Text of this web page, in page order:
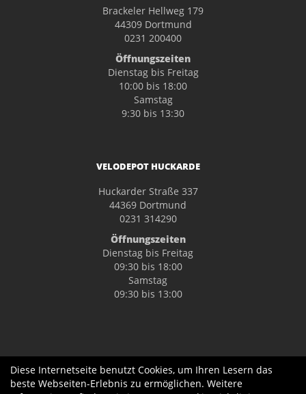
Brackeler Hellweg 179
44309 Dortmund
0231 200400
Öffnungszeiten
Dienstag bis Freitag
10:00 bis 18:00
Samstag
9:30 bis 13:30
VELODEPOT HUCKARDE
Huckarder Straße 337
44369 Dortmund
0231 314290
Öffnungszeiten
Dienstag bis Freitag
09:30 bis 18:00
Samstag
09:30 bis 13:00
Diese Internetseite benutzt Cookies, um Ihren Lesern das
beste Webseiten-Erlebnis zu ermöglichen. Weitere